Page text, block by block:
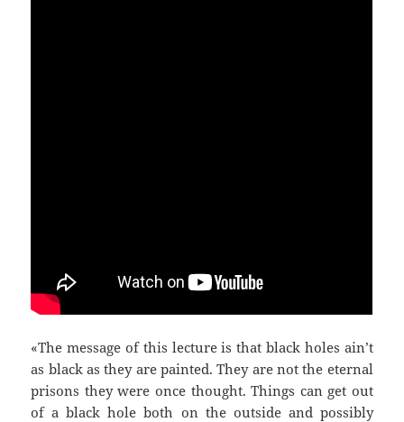
«The message of this lecture is that black holes ain’t
as black as they are painted. They are not the eternal
prisons they were once thought. Things can get out
of a black hole both on the outside and possibly